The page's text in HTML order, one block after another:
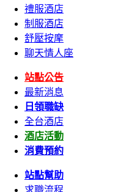
禮服酒店
制服酒店
舒壓按摩
聊天情人座
站點公告
最新消息
日領職缺
全台酒店
酒店活動
消費預約
站點幫助
求職流程